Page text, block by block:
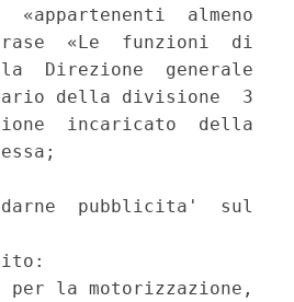
almeno
«Le  funzioni  di
Direzione  generale
della divisione  3
incaricato  della
pubblicita'  sul
per la motorizzazione,